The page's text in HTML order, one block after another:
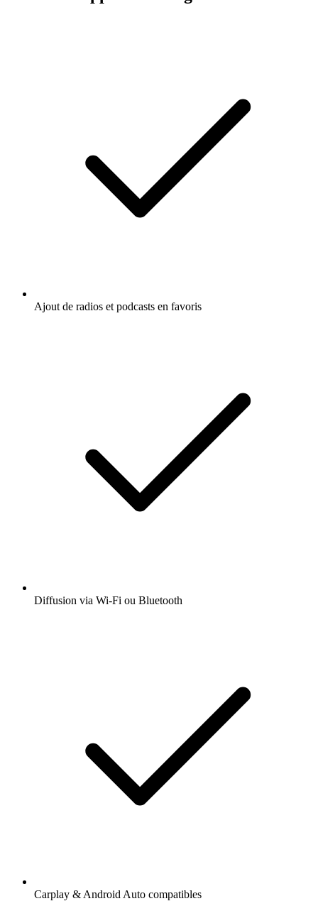
Ajout de radios et podcasts en favoris
Diffusion via Wi-Fi ou Bluetooth
Carplay & Android Auto compatibles